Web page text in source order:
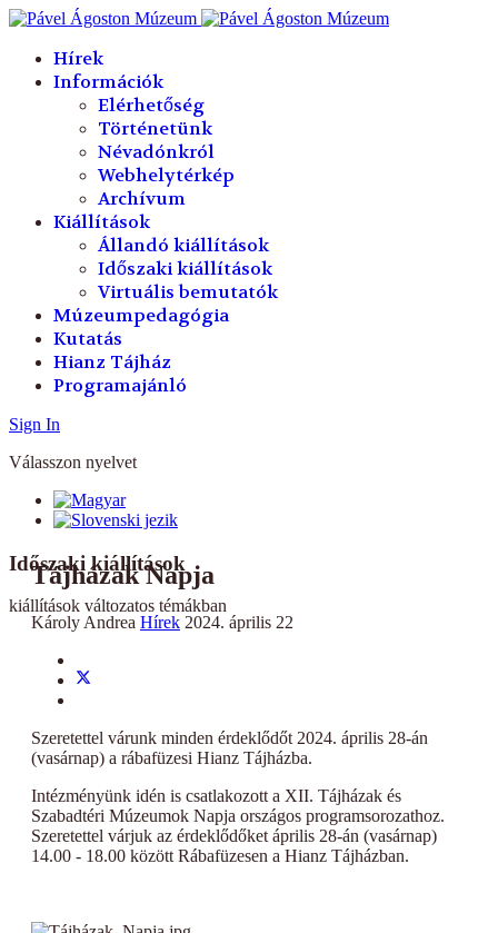
Hírek
Információk
Elérhetőség
Történetünk
Névadónkról
Webhelytérkép
Archívum
Kiállítások
Állandó kiállítások
Időszaki kiállítások
Virtuális bemutatók
Múzeumpedagógia
Kutatás
Hianz Tájház
Programajánló
Sign In
Válasszon nyelvet
Időszaki kiállítások
kiállítások változatos témákban
Tájházak Napja
Károly Andrea Hírek 2024. április 22
Szeretettel várunk minden érdeklődőt 2024. április 28-án
(vasárnap) a rábafüzesi Hianz Tájházba.
Intézményünk idén is csatlakozott a XII. Tájházak és
Szabadtéri Múzeumok Napja országos programsorozathoz.
Szeretettel várjuk az érdeklődőket április 28-án (vasárnap)
14.00 - 18.00 között Rábafüzesen a Hianz Tájházban.
év
hónap
év
hónap